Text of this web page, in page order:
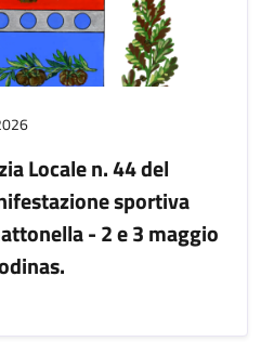
Locale n. 44 del
sportiva
- 2 e 3 maggio